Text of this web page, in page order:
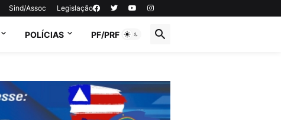
Sind/Assoc Legislação
POLÍCIAS PF/PRF